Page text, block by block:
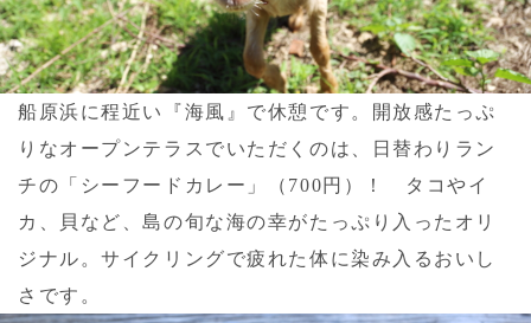
船原浜に程近い『海風』で休憩です。開放感たっぷ
りなオープンテラスでいただくのは、日替わりラン
チの「シーフードカレー」（700円）！ タコやイ
カ、貝など、島の旬な海の幸がたっぷり入ったオリ
ジナル。サイクリングで疲れた体に染み入るおいし
さです。